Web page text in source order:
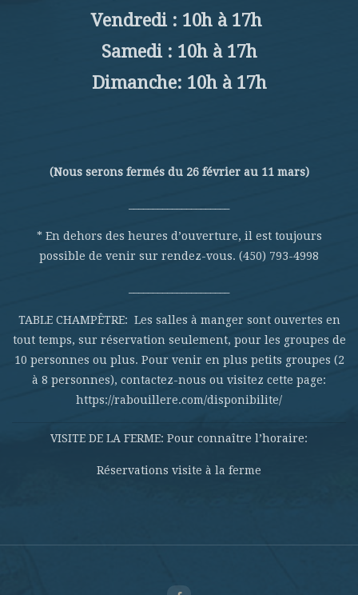
Vendredi : 10h à 17h
Samedi : 10h à 17h
Dimanche: 10h à 17h
(Nous serons fermés du 26 février au 11 mars)
* En dehors des heures d’ouverture, il est toujours
possible de venir sur rendez-vous. (450) 793-4998
TABLE CHAMPÊTRE: Les salles à manger sont ouvertes en
tout temps, sur réservation seulement, pour les groupes de
10 personnes ou plus. Pour venir en plus petits groupes (2
à 8 personnes), contactez-nous ou visitez cette page:
https://rabouillere.com/disponibilite/
VISITE DE LA FERME: Pour connaître l’horaire:
Réservations visite à la ferme